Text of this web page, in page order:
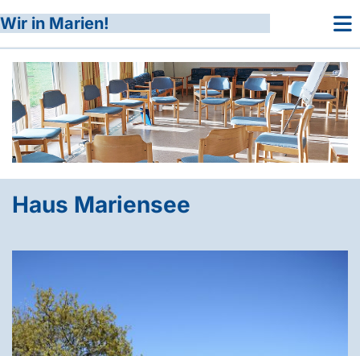
Wir in Marien!
Haus Mariensee